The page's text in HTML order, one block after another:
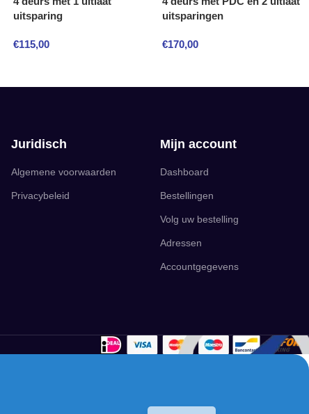
uitsparing
€115,00
uitsparingen
€170,00
Juridisch
Algemene voorwaarden
Privacybeleid
Mijn account
Dashboard
Bestellingen
Volg uw bestelling
Adressen
Accountgegevens